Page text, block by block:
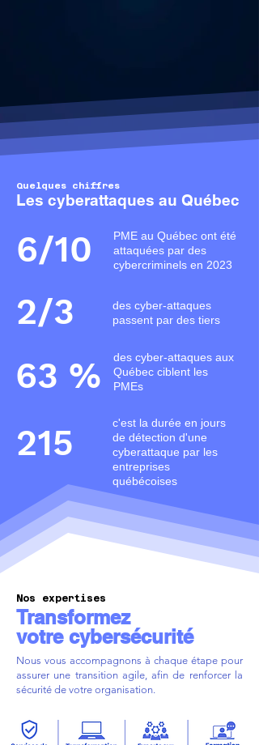
Quelques chiffres
Les cyberattaques au Québec
6/10
PME au Québec ont été
attaquées par des
cybercriminels en 2023
2/3
des cyber-attaques
passent par des tiers
63 %
des cyber-attaques aux
Québec ciblent les
PMEs
215
c'est la durée en jours
de détection d'une
cyberattaque par les
entreprises
québécoises
Nos expertises
Transformez
votre cybersécurité
Nous vous accompagnons à chaque étape pour
assurer une transition agile, afin de renforcer la
sécurité de votre organisation.